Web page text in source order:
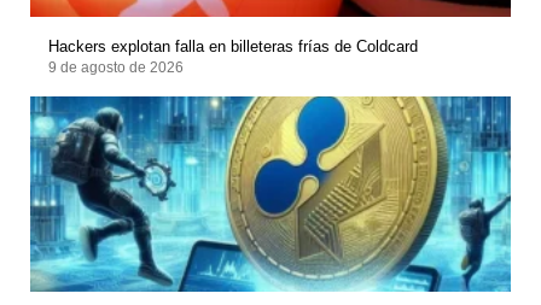
Hackers explotan falla en billeteras frías de Coldcard
9 de agosto de 2026